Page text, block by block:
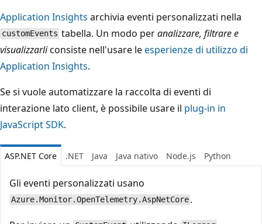
Application Insights archivia eventi personalizzati nella
customEvents tabella. Un modo peranalizzare, filtrare e
visualizzarliconsiste nell'usare leesperienze di utilizzo di
Application Insights.
Se si vuole automatizzare la raccolta di eventi di
interazione lato client, è possibile usare il plug-in in
JavaScript SDK.
ASP.NET Core .NET Java Java nativo Node.js Python
Gli eventi personalizzati usano
Azure.Monitor.OpenTelemetry.AspNetCore .